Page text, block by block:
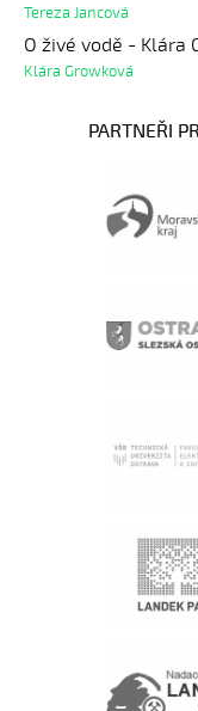
Tereza Jancová
O živé vodě - Klára
Klára Growková
PARTNEŘI